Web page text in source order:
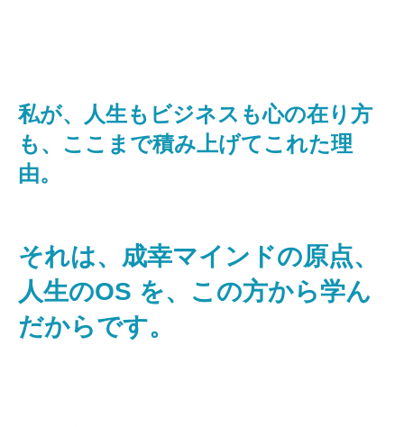
私が、人生もビジネスも心の在り方
も、ここまで積み上げてこれた理
由。
それは、成幸マインドの原点、
人生のOS を、この方から学ん
だからです。